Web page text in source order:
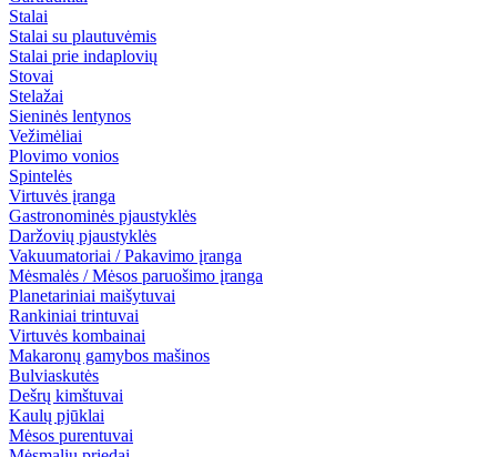
Stalai
Stalai su plautuvėmis
Stalai prie indaplovių
Stovai
Stelažai
Sieninės lentynos
Vežimėliai
Plovimo vonios
Spintelės
Virtuvės įranga
Gastronominės pjaustyklės
Daržovių pjaustyklės
Vakuumatoriai / Pakavimo įranga
Mėsmalės / Mėsos paruošimo įranga
Planetariniai maišytuvai
Rankiniai trintuvai
Virtuvės kombainai
Makaronų gamybos mašinos
Bulviaskutės
Dešrų kimštuvai
Kaulų pjūklai
Mėsos purentuvai